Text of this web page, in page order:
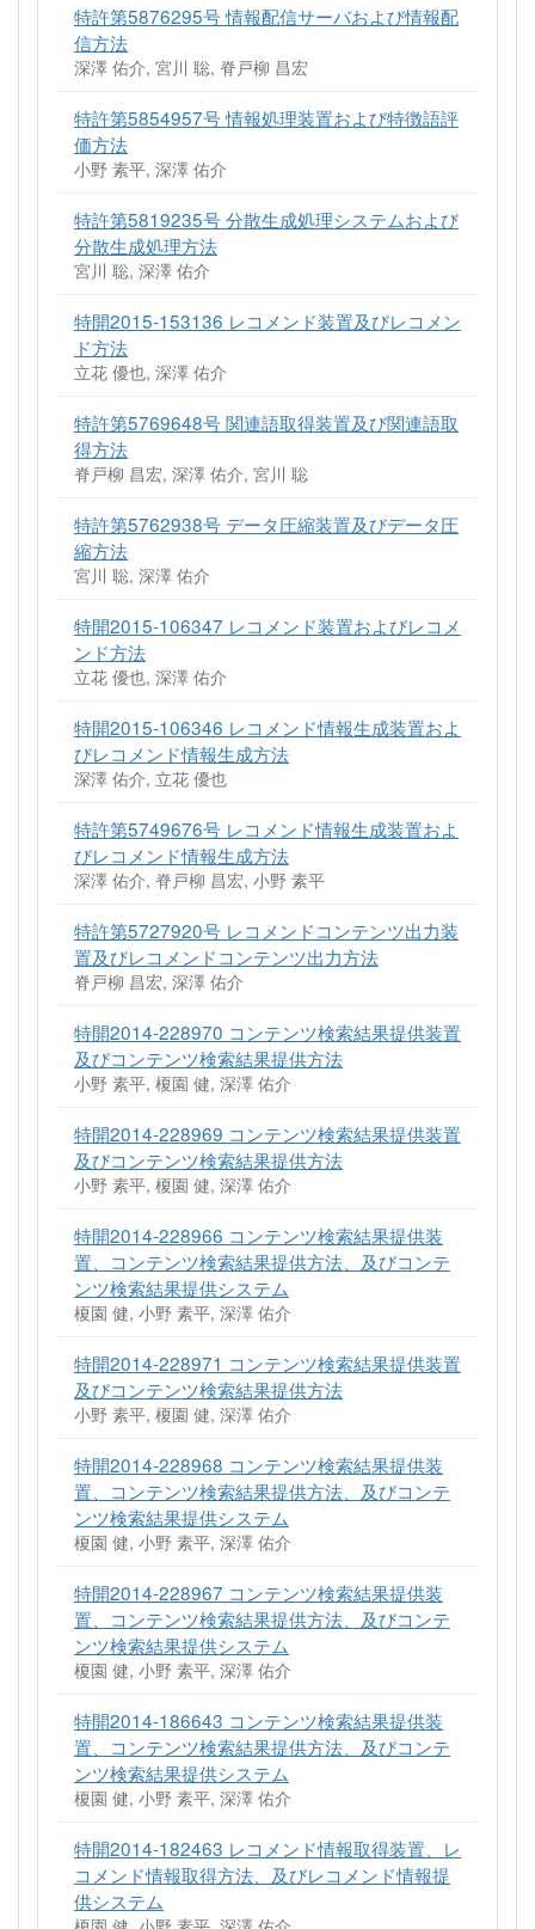
特許第5876295号 情報配信サーバおよび情報配
信方法
深澤 佑介, 宮川 聡, 脊戸柳 昌宏
特許第5854957号 情報処理装置および特徴語評
価方法
小野 素平, 深澤 佑介
特許第5819235号 分散生成処理システムおよび
分散生成処理方法
宮川 聡, 深澤 佑介
特開2015-153136 レコメンド装置及びレコメン
ド方法
立花 優也, 深澤 佑介
特許第5769648号 関連語取得装置及び関連語取
得方法
脊戸柳 昌宏, 深澤 佑介, 宮川 聡
特許第5762938号 データ圧縮装置及びデータ圧
縮方法
宮川 聡, 深澤 佑介
特開2015-106347 レコメンド装置およびレコメ
ンド方法
立花 優也, 深澤 佑介
特開2015-106346 レコメンド情報生成装置およ
びレコメンド情報生成方法
深澤 佑介, 立花 優也
特許第5749676号 レコメンド情報生成装置およ
びレコメンド情報生成方法
深澤 佑介, 脊戸柳 昌宏, 小野 素平
特許第5727920号 レコメンドコンテンツ出力装
置及びレコメンドコンテンツ出力方法
脊戸柳 昌宏, 深澤 佑介
特開2014-228970 コンテンツ検索結果提供装置
及びコンテンツ検索結果提供方法
小野 素平, 榎園 健, 深澤 佑介
特開2014-228969 コンテンツ検索結果提供装置
及びコンテンツ検索結果提供方法
小野 素平, 榎園 健, 深澤 佑介
特開2014-228966 コンテンツ検索結果提供装
置、コンテンツ検索結果提供方法、及びコンテ
ンツ検索結果提供システム
榎園 健, 小野 素平, 深澤 佑介
特開2014-228971 コンテンツ検索結果提供装置
及びコンテンツ検索結果提供方法
小野 素平, 榎園 健, 深澤 佑介
特開2014-228968 コンテンツ検索結果提供装
置、コンテンツ検索結果提供方法、及びコンテ
ンツ検索結果提供システム
榎園 健, 小野 素平, 深澤 佑介
特開2014-228967 コンテンツ検索結果提供装
置、コンテンツ検索結果提供方法、及びコンテ
ンツ検索結果提供システム
榎園 健, 小野 素平, 深澤 佑介
特開2014-186643 コンテンツ検索結果提供装
置、コンテンツ検索結果提供方法、及びコンテ
ンツ検索結果提供システム
榎園 健, 小野 素平, 深澤 佑介
特開2014-182463 レコメンド情報取得装置、レ
コメンド情報取得方法、及びレコメンド情報提
供システム